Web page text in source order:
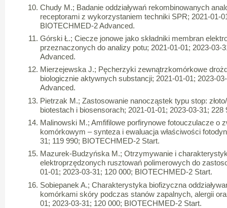
Chudy M.; Badanie oddziaływań rekombinowanych
receptorami z wykorzystaniem techniki SPR; 2021-01-
BIOTECHMED-2 Advanced.
Górski Ł.; Ciecze jonowe jako składniki membran
przeznaczonych do analizy potu; 2021-01-01; 2023-03-
Advanced.
Mierzejewska J.; Pęcherzyki zewnątrzkomórkowe
biologicznie aktywnych substancji; 2021-01-01; 2023-
Advanced.
Pietrzak M.; Zastosowanie nanocząstek typu stop:
biotestach i biosensorach; 2021-01-01; 2023-03-31;
Malinowski M.; Amfifilowe porfirynowe fotouczulacze o
komórkowym – synteza i ewaluacja właściwości
31; 119 990; BIOTECHMED-2 Start.
Mazurek-Budzyńska M.; Otrzymywanie i
elektroprzędzonych rusztowań polimerowych do
01-01; 2023-03-31; 120 000; BIOTECHMED-2 Start.
Sobiepanek A.; Charakterystyka biofizyczna
komórkami skóry podczas stanów zapalnych, alergii
01; 2023-03-31; 120 000; BIOTECHMED-2 Start.